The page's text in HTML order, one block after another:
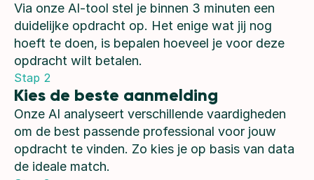
Via onze AI-tool stel je binnen 3 minuten een
duidelijke opdracht op. Het enige wat jij nog
hoeft te doen, is bepalen hoeveel je voor deze
opdracht wilt betalen.
Stap 2
Kies de beste aanmelding
Onze AI analyseert verschillende vaardigheden
om de best passende professional voor jouw
opdracht te vinden. Zo kies je op basis van data
de ideale match.